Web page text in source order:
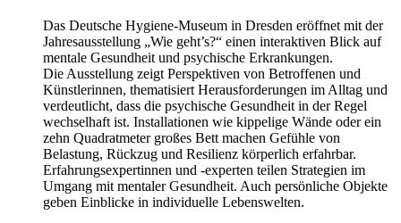
Das Deutsche Hygiene-Museum in Dresden eröffnet mit der
Jahresausstellung „Wie geht’s?“ einen interaktiven Blick auf
mentale Gesundheit und psychische Erkrankungen.
Die Ausstellung zeigt Perspektiven von Betroffenen und
Künstlerinnen, thematisiert Herausforderungen im Alltag und
verdeutlicht, dass die psychische Gesundheit in der Regel
wechselhaft ist. Installationen wie kippelige Wände oder ein
zehn Quadratmeter großes Bett machen Gefühle von
Belastung, Rückzug und Resilienz körperlich erfahrbar.
Erfahrungsexpertinnen und -experten teilen Strategien im
Umgang mit mentaler Gesundheit. Auch persönliche Objekte
geben Einblicke in individuelle Lebenswelten.